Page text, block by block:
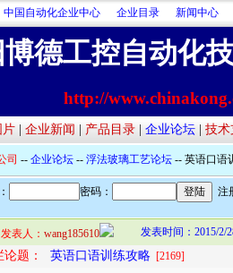
中国自动化企业中心 企业目录 新闻中心
德工控自动化
http://
片| 企业新闻 产品目录| 企业论坛| 技术
司 -- 企业论坛 -- 浮法玻璃工艺论坛 -- 英语口语
密码： 注
发表人： wang185610 发表时间：2015/2/
题： 英语口语训练攻略 [2169]